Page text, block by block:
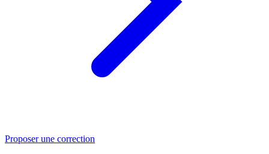
Proposer une correction